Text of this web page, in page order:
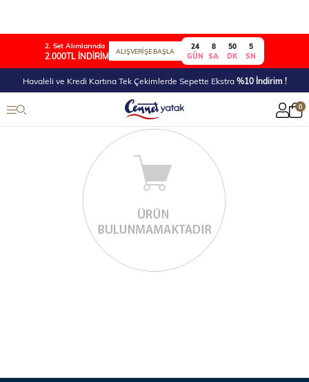
2. Set Alımlarında
2.000TL İNDİRİM ALIŞVERİŞE BAŞLA
24
GÜN
8
SA
50
DK
5
SN
Havaleli ve Kredi Kartına Tek Çekimlerde Sepette Ekstra%10 İndirim !
0